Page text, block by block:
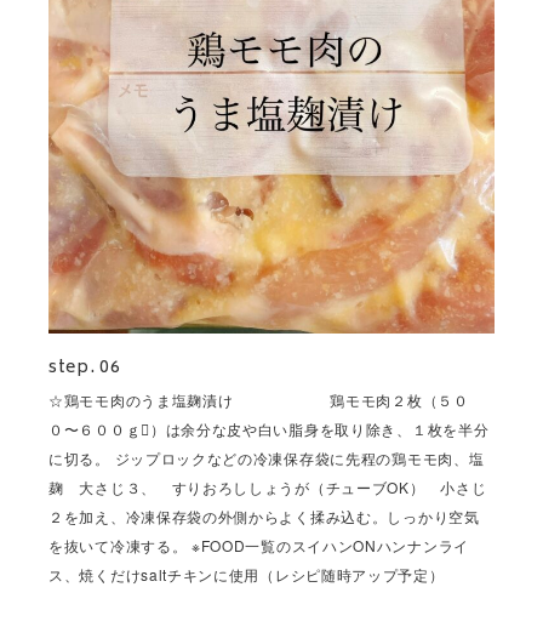
step. 06
☆鶏モモ肉のうま塩麹漬け 鶏モモ肉２枚（５０
０〜６００ｇ）は余分な皮や白い脂身を取り除き、１枚を半分
に切る。 ジップロックなどの冷凍保存袋に先程の鶏モモ肉、塩
麹 大さじ３、 すりおろししょうが（チューブOK） 小さじ
２を加え、冷凍保存袋の外側からよく揉み込む。しっかり空気
を抜いて冷凍する。 ※FOOD一覧のスイハンONハンナンライ
ス、焼くだけsaltチキンに使用（レシピ随時アップ予定）